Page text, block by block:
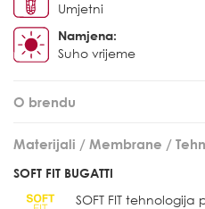
Umjetni
Namjena:
Suho vrijeme
O brendu
Materijali / Membrane /
SOFT FIT BUGATTI
SOFT FIT